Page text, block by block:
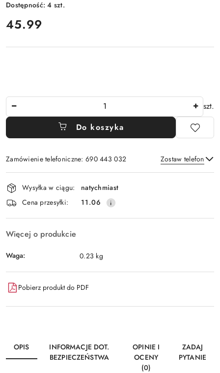
Dostępność:4 szt.
cena:
45.99
szt.
Do koszyka
Zamówienie telefoniczne: 690 443 032 Zostaw telefon
Wyślij
Dostępność
i
dostawa
Wysyłka w ciągu:
natychmiast
Cena przesyłki:
11.06
Więcej o produkcie
Waga: 0.23 kg
Pobierz produkt do PDF
OPIS
INFORMACJE DOT.
BEZPIECZEŃSTWA
OPINIE I
OCENY
(0)
ZADAJ
PYTANIE